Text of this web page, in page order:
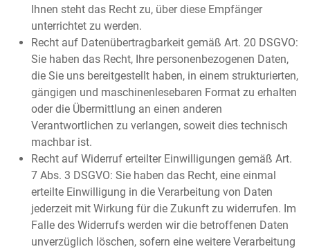
Ihnen steht das Recht zu, über diese Empfänger
unterrichtet zu werden.
Recht auf Datenübertragbarkeit gemäß Art. 20 DSGVO:
Sie haben das Recht, Ihre personenbezogenen Daten,
die Sie uns bereitgestellt haben, in einem strukturierten,
gängigen und maschinenlesebaren Format zu erhalten
oder die Übermittlung an einen anderen
Verantwortlichen zu verlangen, soweit dies technisch
machbar ist.
Recht auf Widerruf erteilter Einwilligungen gemäß Art.
7 Abs. 3 DSGVO: Sie haben das Recht, eine einmal
erteilte Einwilligung in die Verarbeitung von Daten
jederzeit mit Wirkung für die Zukunft zu widerrufen. Im
Falle des Widerrufs werden wir die betroffenen Daten
unverzüglich löschen, sofern eine weitere Verarbeitung